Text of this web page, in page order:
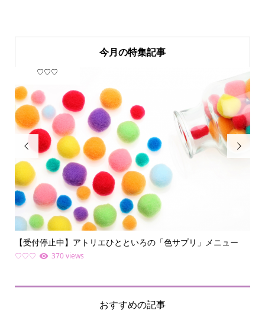
今月の特集記事

【受付停止中】アトリエひとといろの「色サプリ」メニュー
♡♡♡ 370 views
♡♡♡

おすすめの記事